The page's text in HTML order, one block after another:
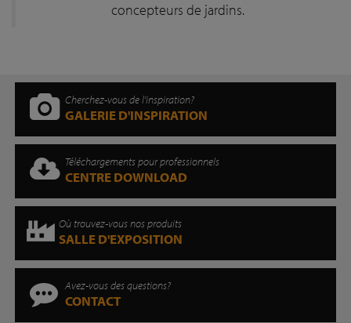
concepteurs de jardins.
Cherchez-vous de l'inspiration?
GALERIE D'INSPIRATION
Téléchargements pour professionnels
CENTRE DOWNLOAD
Où trouvez-vous nos produits
SALLE D'EXPOSITION
Avez-vous des questions?
CONTACT